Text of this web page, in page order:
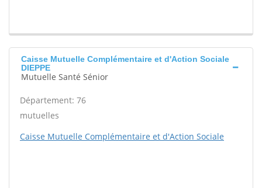
Caisse Mutuelle Complémentaire et d'Action Sociale
DIEPPE
Mutuelle Santé Sénior
Département: 76
mutuelles
Caisse Mutuelle Complémentaire et d'Action Sociale